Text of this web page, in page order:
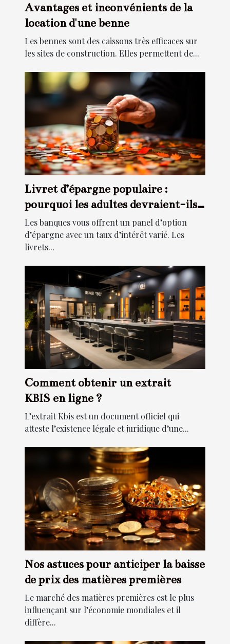
Avantages et inconvénients de la
location d'une benne
Les bennes sont des caissons très efficaces sur
les sites de construction. Elles permettent de...
Livret d’épargne populaire :
pourquoi les adultes devraient-ils
souscrire à ce type d’épargne ?
Les banques vous offrent un panel d’option
d’épargne avec un taux d’intérêt varié. Les
livrets...
Comment obtenir un extrait
KBIS en ligne ?
L’extrait Kbis est un document officiel qui
atteste l’existence légale et juridique d’une...
Nos astuces pour anticiper la baisse
de prix des matières premières
Le marché des matières premières est le plus
influençant sur l’économie mondiales et il
diffère...